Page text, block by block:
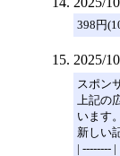
398円
2025/
スポン
上記の
います。
新しい
| --------